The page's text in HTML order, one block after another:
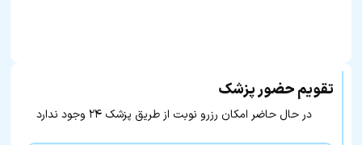
تقویم حضور پزشک
در حال حاضر امکان رزرو نوبت از طریق پزشک ۲۴ وجود ندارد